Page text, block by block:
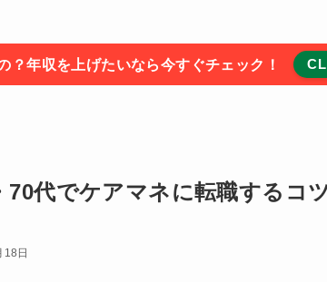
？年収を上げたいなら今すぐチェック！
代でケアマネに転職するコ
日